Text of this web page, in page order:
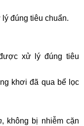
đúng tiêu chuẩn.
xử lý đúng tiêu
khơi đã qua bể lọc
, không bị nhiễm cặn